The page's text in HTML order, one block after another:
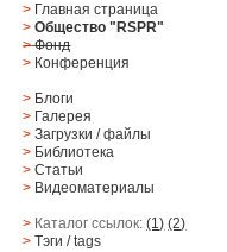
> Главная страница
> Общество "RSPR"
> Фонд
> Конференция
> Блоги
> Галерея
> Загрузки/файлы
> Библиотека
> Статьи
> Видеоматериалы
> Каталог ссылок:(1) (2)
> Тэги/ tags